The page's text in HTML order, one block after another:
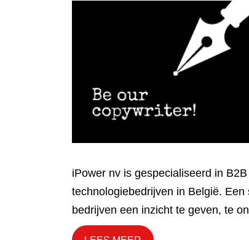
iPower nv is gespecialiseerd in
technologiebedrijven in België.
bedrijven een inzicht te geven, te